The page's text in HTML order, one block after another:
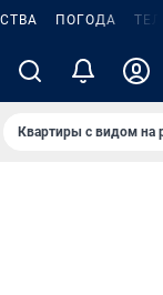
ПОГОДА
Квартиры с видом на